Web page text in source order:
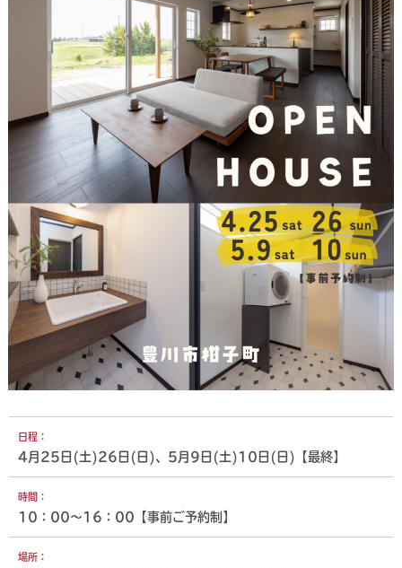
日程：
4月25日(土)26日(日)、5月9日(土)10日(日)【最終】
時間：
10：00～16：00【事前ご予約制】
場所：